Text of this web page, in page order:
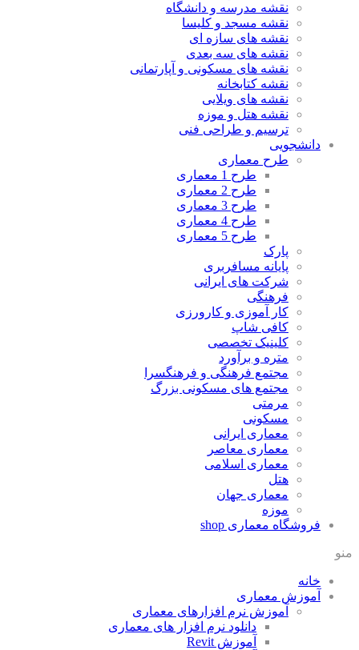
نقشه مدرسه و دانشگاه
نقشه مسجد و کلیسا
نقشه های سازه ای
نقشه های سه بعدی
نقشه های مسکونی و آپارتمانی
نقشه کتابخانه
نقشه های ویلایی
نقشه هتل و موزه
ترسیم و طراحی فنی
دانشجویی
طرح معماری
طرح 1 معماری
طرح 2 معماری
طرح 3 معماری
طرح 4 معماری
طرح 5 معماری
پارک
پایانه مسافربری
شرکت های ایرانی
فرهنگی
کار آموزی و کارورزی
کافی شاپ
کلینیک تخصصی
متره و برآورد
مجتمع فرهنگی و فرهنگسرا
مجتمع های مسکونی بزرگ
مرمتی
مسکونی
معماری ایرانی
معماری معاصر
معماری اسلامی
هتل
معماری جهان
موزه
فروشگاه معماری shop
منو
خانه
آموزش معماری
آموزش نرم افزارهای معماری
دانلود نرم افزار های معماری
آموزش Revit